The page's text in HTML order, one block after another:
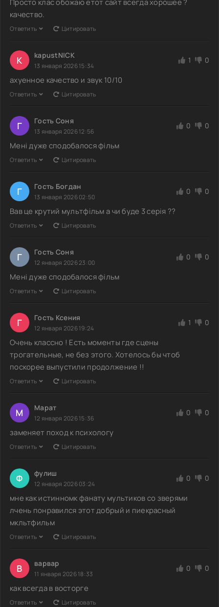
Просто клас обожаю етот сайт всегда хорошее ?
качество.
Ответить Цитировать
K kapustNICK
13 января 2026 15:34
1 0
ахуенное качество и звук 10/10
Ответить Цитировать
Г Гость Соня
13 января 2026 12:56
0 0
Мені дуже сподобалося фільм
Ответить Цитировать
Г Гость Богдан
13 января 2026 02:50
0 0
Вав це крутий мультфільм а чи буде 3 серія ??
Ответить Цитировать
Г Гость Соня
12 января 2026 23:00
0 0
Мені дуже сподобалося фільм
Ответить Цитировать
Г Гость Ксения
12 января 2026 19:24
1 0
Очень классно ! Есть моменты где сцены
трогательные, не без этого. Хотелось бы чтоб
поскорее выпустили продолжение !!
Ответить Цитировать
М Марат
12 января 2026 15:36
0 0
заменяет поход к психологу
Ответить Цитировать
Ф фулиш
12 января 2026 03:24
0 0
мне как истинномк фанату мультиков со зверями
лчень понравился этот добрый и пиекрасный
мкльтфильм
Ответить Цитировать
В варвар
11 января 2026 18:33
0 0
как всегда в восторге
Ответить Цитировать